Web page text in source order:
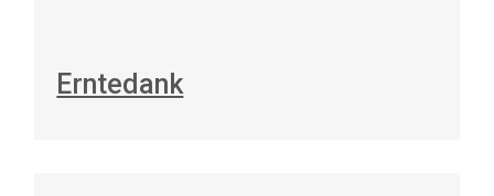
Erntedank